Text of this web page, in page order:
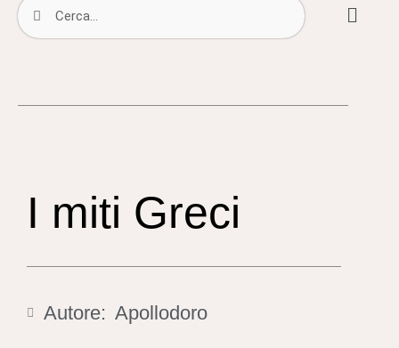
I miti Greci
Autore: Apollodoro